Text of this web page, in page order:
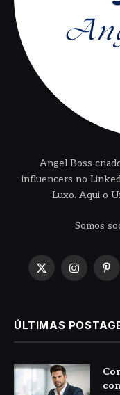
Angel Boss
influencers no
Luxo. Aqui o
Somos
X
Instagram
ÚLTIMAS